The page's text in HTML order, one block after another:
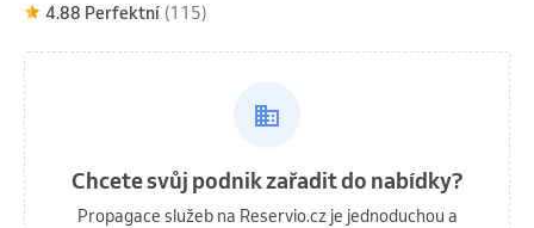
4.88 Perfektní (115)
Chcete svůj podnik zařadit do nabídky?
Propagace služeb na Reservio.cz je jednoduchou a